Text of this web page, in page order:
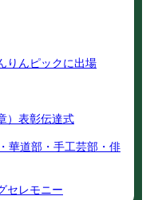
りんピックに出場
）表彰伝達式
華道部・手工芸部・俳
セレモニー